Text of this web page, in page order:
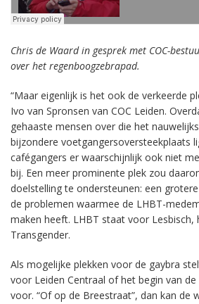
Chris de Waard in gesprek met COC-
over het regenboogzebrapad.
“Maar eigenlijk is het ook de verkeerde
Ivo van Spronsen van COC Leiden.
gehaaste mensen over die het
bijzondere voetgangersoversteekplaats
cafégangers er waarschijnlijk ook niet
bij. Een meer prominente plek zou
doelstelling te ondersteunen: een
de problemen waarmee de LHBT-
maken heeft. LHBT staat voor Lesbisch,
Transgender.
Als mogelijke plekken voor de gaybra
voor Leiden Centraal of het begin van
voor. “Of op de Breestraat”, dan kan de